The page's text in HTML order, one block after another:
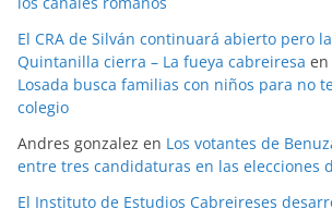
El CRA de Silván continuará abierto pero
Quintanilla cierra – La fueya cabreiresa en
Losada busca familias con niños para no
colegio
Andres gonzalez en Los votantes de
entre tres candidaturas en las elecciones
El Instituto de Estudios Cabreireses